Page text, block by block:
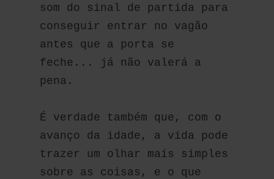
som do sinal de partida para
conseguir entrar no vagão
antes que a porta se
feche... já não valerá a
pena.
É verdade também que, com o
avanço da idade, a vida pode
trazer um olhar mais simples
sobre as coisas, e o que